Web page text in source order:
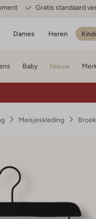
Gratis standaard
Dames Heren
Baby Nieuw
Meisjeskleding